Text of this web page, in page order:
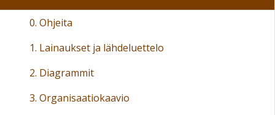
0. Ohjeita
1. Lainaukset ja lähdeluettelo
2. Diagrammit
3. Organisaatiokaavio